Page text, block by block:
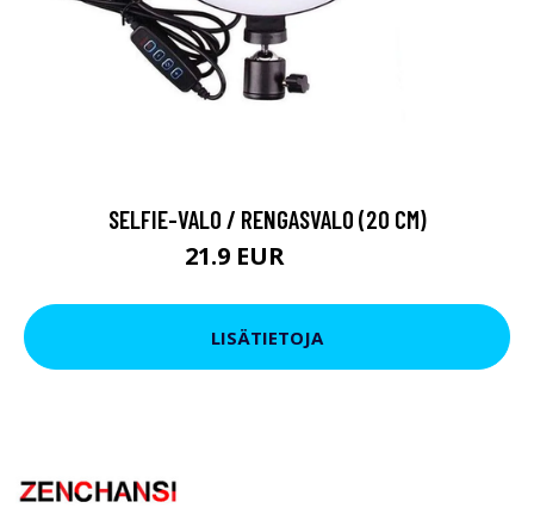
SELFIE-VALO / RENGASVALO (20 CM)
21.9 EUR
LISÄTIETOJA